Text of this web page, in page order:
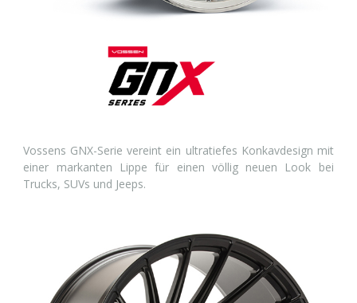
Vossens GNX-Serie vereint ein ultratiefes Konkavdesign mit
einer markanten Lippe für einen völlig neuen Look bei
Trucks, SUVs und Jeeps.